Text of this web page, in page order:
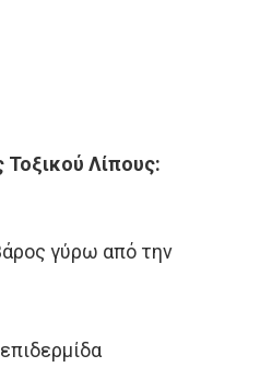
Τοξικού Λίπους:
γύρω από την